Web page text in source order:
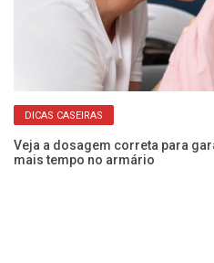
DICAS CASEIRAS
Veja a dosagem correta para
mais tempo no armário